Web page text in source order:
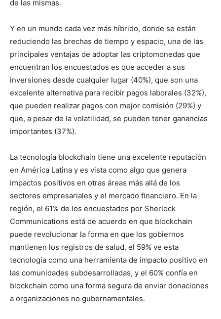
de las mismas.
Y en un mundo cada vez más híbrido, donde se están
reduciendo las brechas de tiempo y espacio, una de las
principales ventajas de adoptar las criptomonedas que
encuentran los encuestados es que acceder a sus
inversiones desde cualquier lugar (40%), que son una
excelente alternativa para recibir pagos laborales (32%),
que pueden realizar pagos con mejor comisión (29%) y
que, a pesar de la volatilidad, se pueden tener ganancias
importantes (37%).
La tecnología blockchain tiene una excelente reputación
en América Latina y es vista como algo que genera
impactos positivos en otras áreas más allá de los
sectores empresariales y el mercado financiero. En la
región, el 61% de los encuestados por Sherlock
Communications está de acuerdo en que blockchain
puede revolucionar la forma en que los gobiernos
mantienen los registros de salud, el 59% ve esta
tecnología como una herramienta de impacto positivo en
las comunidades subdesarrolladas, y el 60% confía en
blockchain como una forma segura de enviar donaciones
a organizaciones no gubernamentales.